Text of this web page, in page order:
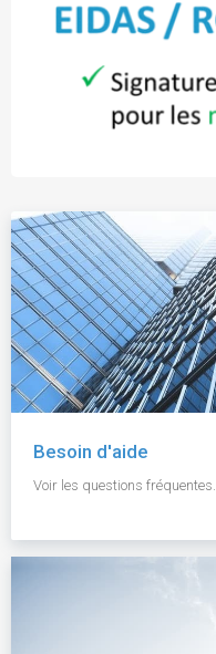
Besoin d'aide
Voir les questions fréquentes.